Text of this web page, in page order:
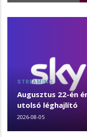
STREAMING
Augusztus 22-én
utolsó léghajlító
2026-08-05